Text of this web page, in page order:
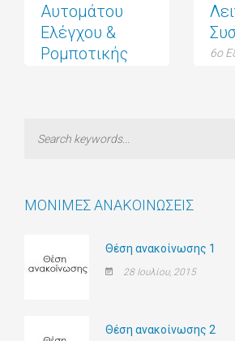
Αυτομάτου
Ελέγχου &
Ρομποτικής
6ο
ΜΌΝΙΜΕΣ ΑΝΑΚΟΙΝΏΣΕΙΣ
Θέση ανακοίνωσης 1
28 Ιουλίου, 2015
Θέση ανακοίνωσης 2